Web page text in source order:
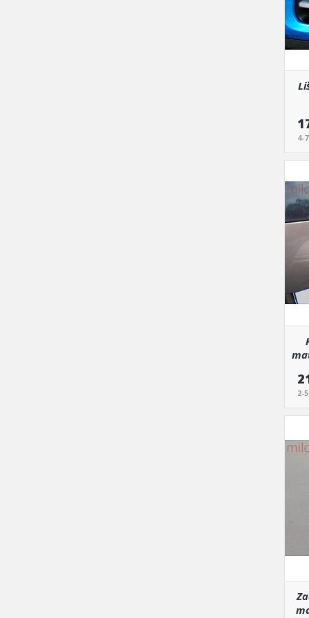
4-
2-